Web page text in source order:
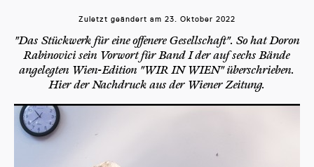
Zuletzt geändert am 23. Oktober 2022
"Das Stückwerk für eine offenere Gesellschaft". So hat Doron
Rabinovici sein Vorwort für Band I der auf sechs Bände
angelegten Wien-Edition "WIR IN WIEN" überschrieben.
Hier der Nachdruck aus der Wiener Zeitung.